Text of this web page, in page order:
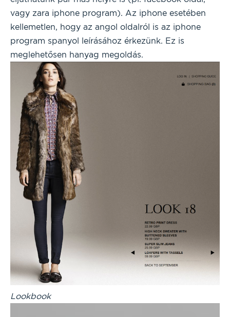
vagy zara iphone program). Az iphone esetében
kellemetlen, hogy az angol oldalról is az iphone
program spanyol leírásához érkezünk. Ez is
meglehetősen hanyag megoldás.
Lookbook